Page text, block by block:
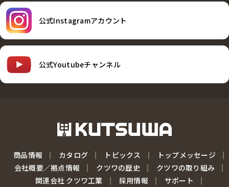
公式Instagramアカウント
公式Youtubeチャンネル
商品情報 カタログ トピックス
トップメッセージ
会社概要／拠点情報
クツワの歴史
クツワの取り組み
関連会社 クツワ工業
採用情報 サポート